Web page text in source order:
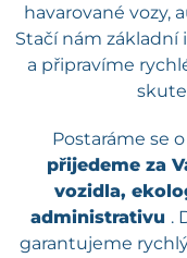
havarované vozy,
Stačí nám základní
a připravíme
Postaráme se
přijedeme za
vozidla,
administrativu .
garantujeme